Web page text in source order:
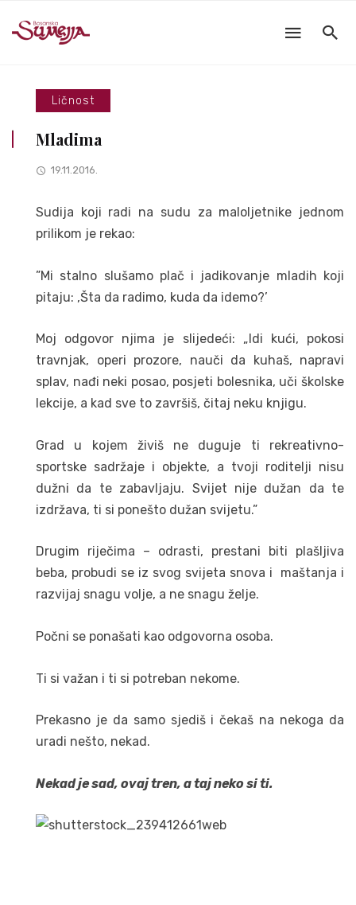
Ličnost
Mladima
19.11.2016.
Sudija koji radi na sudu za maloljetnike jednom
prilikom je rekao:
”Mi stalno slušamo plač i jadikovanje mladih koji
pitaju: ‚Šta da radimo, kuda da idemo?’
Moj odgovor njima je slijedeći: „Idi kući, pokosi
travnjak, operi prozore, nauči da kuhaš, napravi
splav, nađi neki posao, posjeti bolesnika, uči školske
lekcije, a kad sve to završiš, čitaj neku knjigu.
Grad u kojem živiš ne duguje ti rekreativno-
sportske sadržaje i objekte, a tvoji roditelji nisu
dužni da te zabavljaju. Svijet nije dužan da te
izdržava, ti si ponešto dužan svijetu.”
Drugim riječima – odrasti, prestani biti plašljiva
beba, probudi se iz svog svijeta snova i maštanja i
razvijaj snagu volje, a ne snagu želje.
Počni se ponašati kao odgovorna osoba.
Ti si važan i ti si potreban nekome.
Prekasno je da samo sjediš i čekaš na nekoga da
uradi nešto, nekad.
Nekad je sad, ovaj tren, a taj neko si ti.